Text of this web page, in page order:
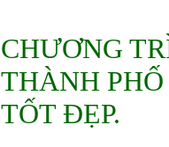
CHƯƠNG
THÀNH
TỐT ĐẸP.